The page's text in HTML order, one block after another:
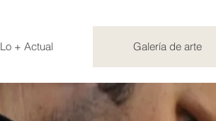
Lo + Actual Galería de arte